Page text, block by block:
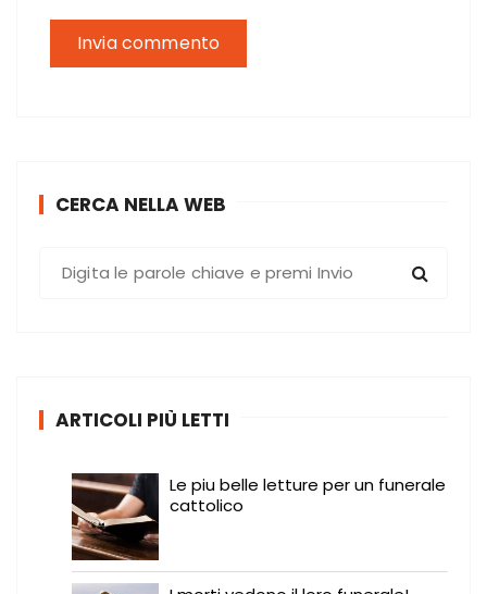
CERCA NELLA WEB
ARTICOLI PIÙ LETTI
Le piu belle letture per un funerale
cattolico